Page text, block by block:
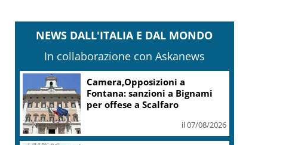
NEWS DALL'ITALIA E DAL MONDO
In collaborazione con Askanews
Camera,Opposizioni a
Fontana: sanzioni a Bignami
per offese a Scalfaro
il 07/08/2026